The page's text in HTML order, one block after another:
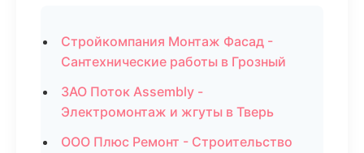
Стройкомпания Монтаж Фасад -
Сантехнические работы в Грозный
ЗАО Поток Assembly -
Электромонтаж и жгуты в Тверь
ООО Плюс Ремонт - Строительство